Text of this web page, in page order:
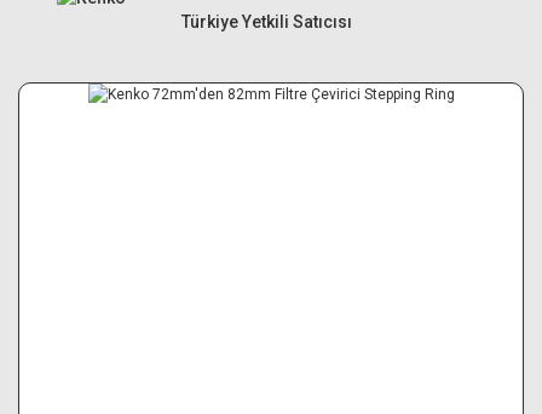
Türkiye Yetkili Satıcısı